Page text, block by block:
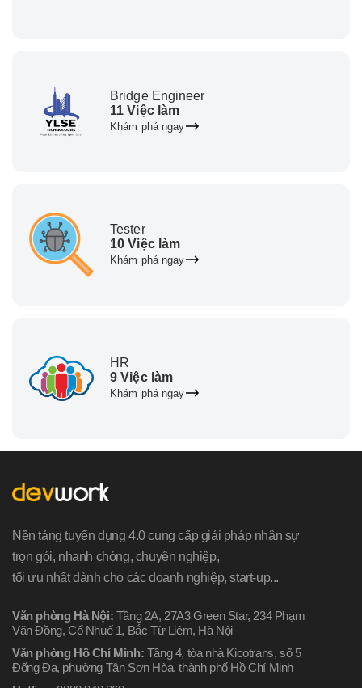
Bridge Engineer
11 Việc làm
Khám phá ngay
Tester
10 Việc làm
Khám phá ngay
HR
9 Việc làm
Khám phá ngay
Nền tảng tuyển dụng 4.0 cung cấp giải pháp nhân sự
trọn gói, nhanh chóng, chuyên nghiệp,
tối ưu nhất dành cho các doanh nghiệp, start-up...
Văn phòng Hà Nội: Tầng 2A, 27A3 Green Star, 234 Phạm
Văn Đồng, Cổ Nhuế 1, Bắc Từ Liêm, Hà Nội
Văn phòng Hồ Chí Minh: Tầng 4, tòa nhà Kicotrans, số 5
Đống Đa, phường Tân Sơn Hòa, thành phố Hồ Chí Minh